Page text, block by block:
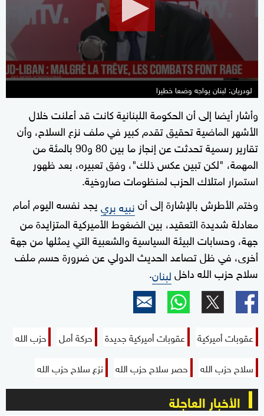
لودريان: لبنان يواجه وضعا خطيرا
وأشار أيضا إلى أن الحكومة اللبنانية كانت قد أعلنت خلال
الأشهر الماضية تحقيق تقدم كبير في ملف نزع السلاح، وأن
تقارير رسمية تحدثت عن إنجاز ما بين 80 و90 بالمئة من
المهمة، "لكن تبين عكس ذلك"، وفق تعبيره، بعد ظهور
استمرار امتلاك الحزب لمنظومات صاروخية.
وختم الأطرش بالإشارة إلى أننبيه برييجد نفسه اليوم أمام
معادلة شديدة التعقيد، بين الضغوط الأميركية المتزايدة من
جهة، وحسابات البيئة السياسية والشعبية التي يمثلها من جهة
أخرى، في ظل تصاعد الحديث الدولي عن ضرورة حسم ملف
سلاح حزب الله داخللبنان.
عقوبات أميركية عقوبات أميركية جديدة حركة أمل
حزب الله
سلاح حزب الله
حصر سلاح حزب الله نزع سلاح حزب الله
الأخبار العاجلة